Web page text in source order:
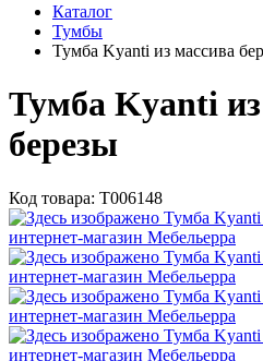
Каталог
Тумбы
Тумба Kyanti из массива
Тумба Kyanti
березы
Код товара: Т006148